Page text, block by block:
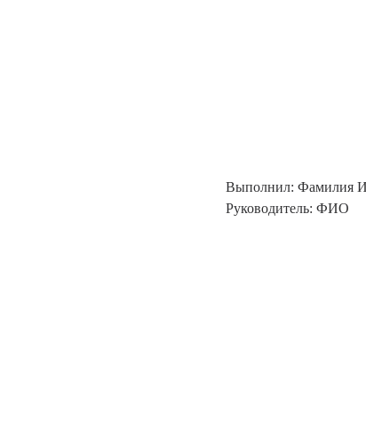
Выполнил: Фамилия
Руководитель: ФИО